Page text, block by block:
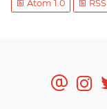
Atom 1.0 RSS